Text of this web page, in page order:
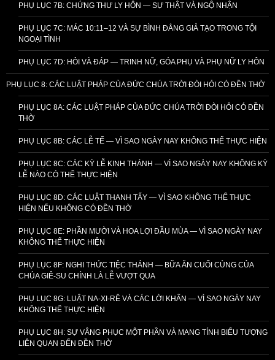
PHỤ LỤC 7B: CHỨNG THƯ LY HÔN — SỰ THẬT VÀ NGỘ NHẬN
PHỤ LỤC 7C: MÁC 10:11–12 VÀ SỰ BÌNH ĐẲNG GIẢ TẠO TRONG TỘI
NGOẠI TÌNH
PHỤ LỤC 7D: HỎI VÀ ĐÁP — TRINH NỮ, GÓA PHỤ VÀ PHỤ NỮ LY HÔN
PHỤ LỤC 8: CÁC LUẬT PHÁP CỦA ĐỨC CHÚA TRỜI ĐÒI HỎI CÓ ĐỀN THỜ
PHỤ LỤC 8A: CÁC LUẬT PHÁP CỦA ĐỨC CHÚA TRỜI ĐÒI HỎI CÓ ĐỀN
THỜ
PHỤ LỤC 8B: CÁC LỄ TẾ — VÌ SAO NGÀY NAY KHÔNG THỂ THỰC HIỆN
PHỤ LỤC 8C: CÁC KỲ LỄ KINH THÁNH — VÌ SAO NGÀY NAY KHÔNG KỲ
LỄ NÀO CÓ THỂ THỰC HIỆN
PHỤ LỤC 8D: CÁC LUẬT THANH TẨY — VÌ SAO KHÔNG THỂ THỰC
HIỆN NẾU KHÔNG CÓ ĐỀN THỜ
PHỤ LỤC 8E: PHẦN MƯỜI VÀ HOA LỢI ĐẦU MÙA — VÌ SAO NGÀY NAY
KHÔNG THỂ THỰC HIỆN
PHỤ LỤC 8F: NGHI THỨC TIỆC THÁNH — BỮA ĂN CUỐI CÙNG CỦA
CHÚA GIÊ-SU CHÍNH LÀ LỄ VƯỢT QUA
PHỤ LỤC 8G: LUẬT NA-XI-RÊ VÀ CÁC LỜI KHẤN — VÌ SAO NGÀY NAY
KHÔNG THỂ THỰC HIỆN
PHỤ LỤC 8H: SỰ VÂNG PHỤC MỘT PHẦN VÀ MANG TÍNH BIỂU TƯỢNG
LIÊN QUAN ĐẾN ĐỀN THỜ